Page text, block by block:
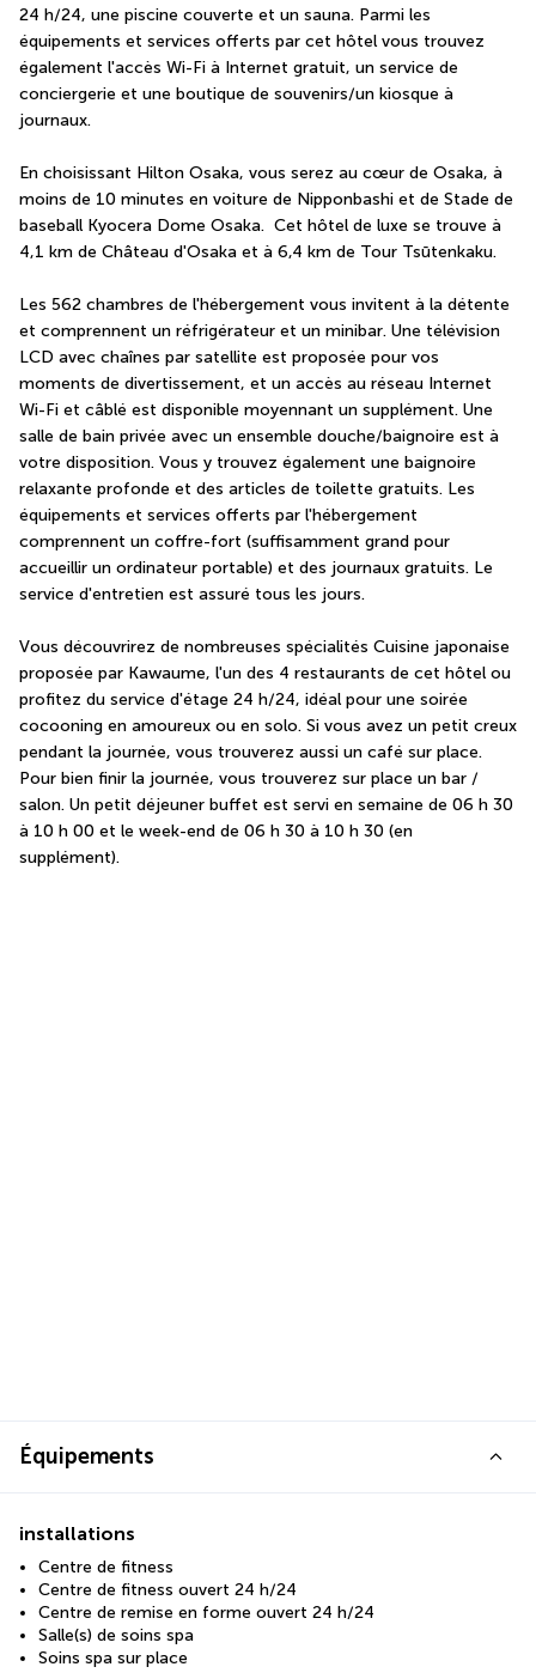
24 h/24, une piscine couverte et un sauna. Parmi les
équipements et services offerts par cet hôtel vous trouvez
également l'accès Wi-Fi à Internet gratuit, un service de
conciergerie et une boutique de souvenirs/un kiosque à
journaux.
En choisissant Hilton Osaka, vous serez au cœur de Osaka, à
moins de 10 minutes en voiture de Nipponbashi et de Stade de
baseball Kyocera Dome Osaka.  Cet hôtel de luxe se trouve à
4,1 km de Château d'Osaka et à 6,4 km de Tour Tsūtenkaku.
Les 562 chambres de l'hébergement vous invitent à la détente
et comprennent un réfrigérateur et un minibar. Une télévision
LCD avec chaînes par satellite est proposée pour vos
moments de divertissement, et un accès au réseau Internet
Wi-Fi et câblé est disponible moyennant un supplément. Une
salle de bain privée avec un ensemble douche/baignoire est à
votre disposition. Vous y trouvez également une baignoire
relaxante profonde et des articles de toilette gratuits. Les
équipements et services offerts par l'hébergement
comprennent un coffre-fort (suffisamment grand pour
accueillir un ordinateur portable) et des journaux gratuits. Le
service d'entretien est assuré tous les jours.
Vous découvrirez de nombreuses spécialités Cuisine japonaise
proposée par Kawaume, l'un des 4 restaurants de cet hôtel ou
profitez du service d'étage 24 h/24, idéal pour une soirée
cocooning en amoureux ou en solo. Si vous avez un petit creux
pendant la journée, vous trouverez aussi un café sur place.
Pour bien finir la journée, vous trouverez sur place un bar /
salon. Un petit déjeuner buffet est servi en semaine de 06 h 30
à 10 h 00 et le week-end de 06 h 30 à 10 h 30 (en
supplément).
Équipements
installations
Centre de fitness
Centre de fitness ouvert 24 h/24
Centre de remise en forme ouvert 24 h/24
Salle(s) de soins spa
Soins spa sur place